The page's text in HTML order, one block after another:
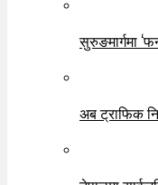
सुरुङमार्गमा
अब ट्राफिक